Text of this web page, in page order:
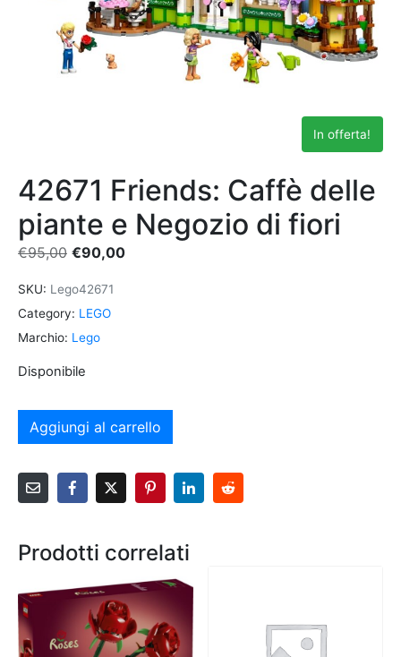
In offerta!
42671 Friends: Caffè delle
piante e Negozio di fiori
€95,00 €90,00
SKU: Lego42671
Category: LEGO
Marchio: Lego
Disponibile
Aggiungi al carrello
Prodotti correlati